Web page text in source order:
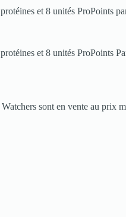
et 8 unités ProPoints
et 8 unités ProPoints
sont en vente au prix